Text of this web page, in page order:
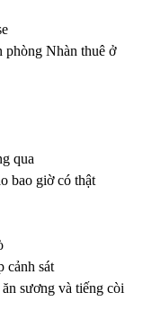
phòng Nhàn thuê ở
qua
bao giờ có thật
cảnh sát
sương và tiếng còi